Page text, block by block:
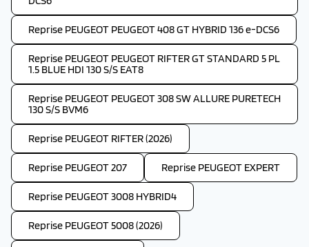
Reprise PEUGEOT PEUGEOT 408 GT HYBRID 136 e-DCS6
Reprise PEUGEOT PEUGEOT RIFTER GT STANDARD 5 PL
1.5 BLUE HDI 130 S/S EAT8
Reprise PEUGEOT PEUGEOT 308 SW ALLURE PURETECH
130 S/S BVM6
Reprise PEUGEOT RIFTER (2026)
Reprise PEUGEOT 207 Reprise PEUGEOT EXPERT
Reprise PEUGEOT 3008 HYBRID4
Reprise PEUGEOT 5008 (2026)